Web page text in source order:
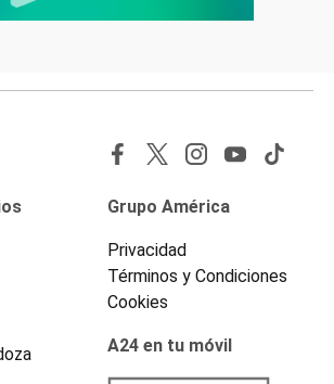
Grupo América
Privacidad
Términos y Condiciones
Cookies
A24 en tu móvil